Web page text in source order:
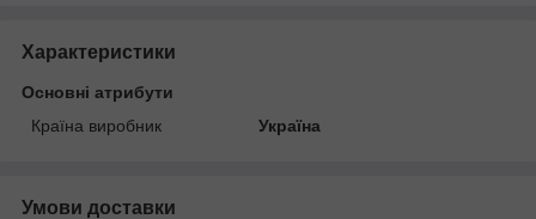
Характеристики
Основні атрибути
Країна виробник
Україна
Умови доставки